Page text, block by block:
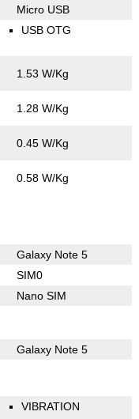
Micro USB
USB OTG
1.53 W/Kg
1.28 W/Kg
0.45 W/Kg
0.58 W/Kg
Galaxy Note 5
SIM0
Nano SIM
Galaxy Note 5
VIBRATION